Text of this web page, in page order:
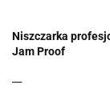
Niszczarka
Jam Proof